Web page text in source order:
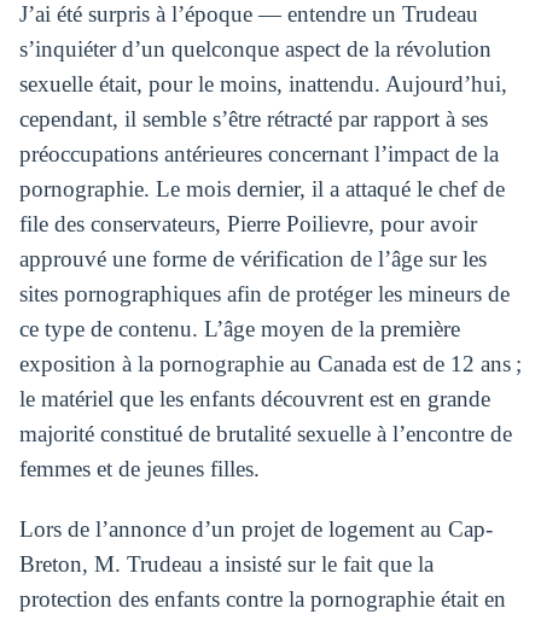
J’ai été surpris à l’époque — entendre un Trudeau
s’inquiéter d’un quelconque aspect de la révolution
sexuelle était, pour le moins, inattendu. Aujourd’hui,
cependant, il semble s’être rétracté par rapport à ses
préoccupations antérieures concernant l’impact de la
pornographie. Le mois dernier, il a attaqué le chef de
file des conservateurs, Pierre Poilievre, pour avoir
approuvé une forme de vérification de l’âge sur les
sites pornographiques afin de protéger les mineurs de
ce type de contenu. L’âge moyen de la première
exposition à la pornographie au Canada est de 12 ans ;
le matériel que les enfants découvrent est en grande
majorité constitué de brutalité sexuelle à l’encontre de
femmes et de jeunes filles.
Lors de l’annonce d’un projet de logement au Cap-
Breton, M. Trudeau a insisté sur le fait que la
protection des enfants contre la pornographie était en